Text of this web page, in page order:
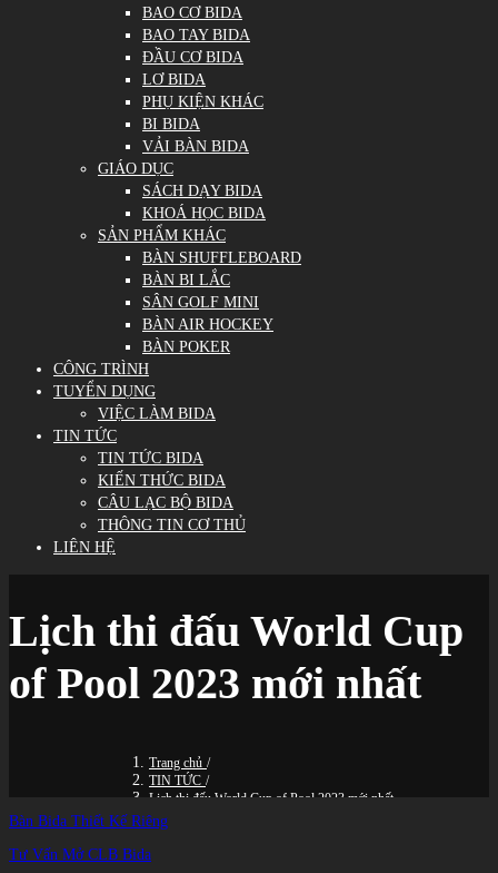
BAO CƠ BIDA
BAO TAY BIDA
ĐẦU CƠ BIDA
LƠ BIDA
PHỤ KIỆN KHÁC
BI BIDA
VẢI BÀN BIDA
GIÁO DỤC
SÁCH DẠY BIDA
KHOÁ HỌC BIDA
SẢN PHẨM KHÁC
BÀN SHUFFLEBOARD
BÀN BI LẮC
SÂN GOLF MINI
BÀN AIR HOCKEY
BÀN POKER
CÔNG TRÌNH
TUYỂN DỤNG
VIỆC LÀM BIDA
TIN TỨC
TIN TỨC BIDA
KIẾN THỨC BIDA
CÂU LẠC BỘ BIDA
THÔNG TIN CƠ THỦ
LIÊN HỆ
Lịch thi đấu World Cup
of Pool 2023 mới nhất
Trang chủ /
TIN TỨC /
Lịch thi đấu World Cup of Pool 2023 mới nhất
Bàn Bida Thiết Kế Riêng
Tư Vấn Mở CLB Bida